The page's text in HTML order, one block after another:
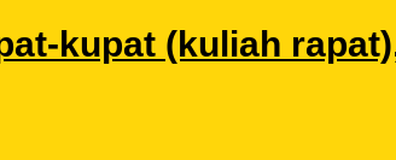
kupat (kuliah